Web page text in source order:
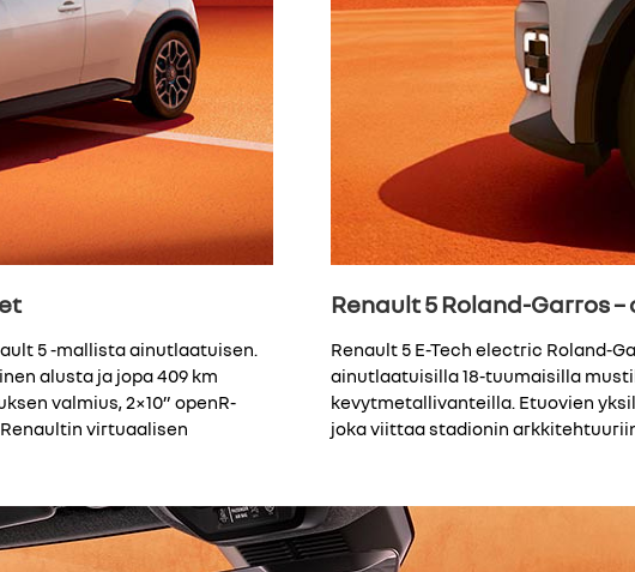
5 -mallista ainutlaatuisen.
alusta ja jopa 409 km
valmius, 2×10” openR-
virtuaalisen
Renault 5 Roland-Garros
Renault 5 E-Tech electric Roland-
ainutlaatuisilla 18-tuumaisilla
kevytmetallivanteilla. Etuovien
joka viittaa stadionin